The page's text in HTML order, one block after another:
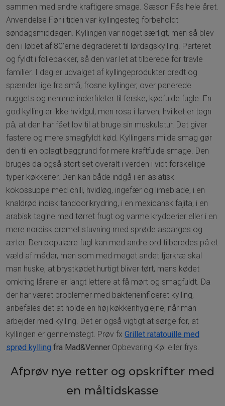
sammen med andre kraftigere smage. Sæson Fås hele året.
Anvendelse Før i tiden var kyllingesteg forbeholdt
søndagsmiddagen. Kyllingen var noget særligt, men så blev
den i løbet af 80’erne degraderet til lørdagskylling. Parteret
og fyldt i foliebakker, så den var let at tilberede for travle
familier. I dag er udvalget af kyllingeprodukter bredt og
spænder lige fra små, frosne kyllinger, over panerede
nuggets og nemme inderfileter til ferske, kødfulde fugle. En
god kylling er ikke hvidgul, men rosa i farven, hvilket er tegn
på, at den har fået lov til at bruge sin muskulatur. Det giver
fastere og mere smagfyldt kød. Kyllingens milde smag gør
den til en oplagt baggrund for mere kraftfulde smage. Den
bruges da også stort set overalt i verden i vidt forskellige
typer køkkener. Den kan både indgå i en asiatisk
kokossuppe med chili, hvidløg, ingefær og limeblade, i en
knaldrød indisk tandoorikrydring, i en mexicansk fajita, i en
arabisk tagine med tørret frugt og varme krydderier eller i en
mere nordisk cremet stuvning med sprøde asparges og
ærter. Den populære fugl kan med andre ord tilberedes på et
væld af måder, men som med meget andet fjerkræ skal
man huske, at brystkødet hurtigt bliver tørt, mens kødet
omkring lårene er langt lettere at få mørt og smagfuldt. Da
der har været problemer med bakterieinficeret kylling,
anbefales det at holde en høj køkkenhygiejne, når man
arbejder med kylling. Det er også vigtigt at sørge for, at
kyllingen er gennemstegt. Prøv fx Grillet ratatouille med
sprød kylling fra Mad&Venner Opbevaring Køl eller frys.
Afprøv nye retter og opskrifter med
en måltidskasse